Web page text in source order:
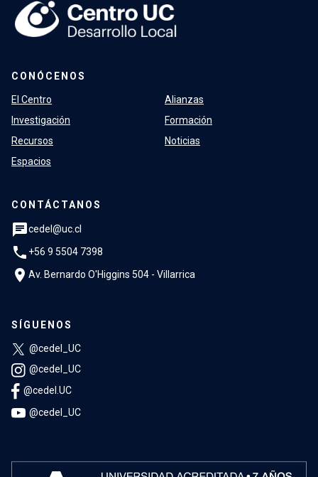
CONÓCENOS
El Centro
Investigación
Recursos
Espacios
Alianzas
Formación
Noticias
CONTÁCTANOS
chatcedel@uc.cl
phone +56 9 5504 7398
location_on Av. Bernardo O'Higgins 504 - Villarrica
SÍGUENOS
@cedel_UC
@cedel_UC
@cedel.UC
@cedel_UC